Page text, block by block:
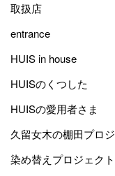
取扱店
entrance
HUIS in house
HUISのくつした
HUISの愛用者さま
久留女木の棚田プロ
染め替えプロジェクト